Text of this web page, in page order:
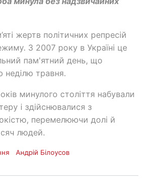
жертв політичних репресій
З 2007 року в Україні це
пам'ятний день, що
неділю травня.
минулого століття набували
і здійснювалися з
перемелюючи долі й
людей.
Андрій Білоусов